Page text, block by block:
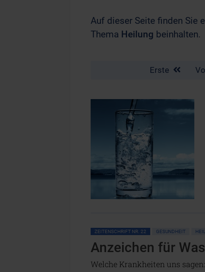
Auf dieser Seite finden Sie
Thema Heilung beinhalten.
Erste
ZEITENSCHRIFT NR. 22 GESUNDHEIT
Anzeichen für
Welche Krankheiten uns